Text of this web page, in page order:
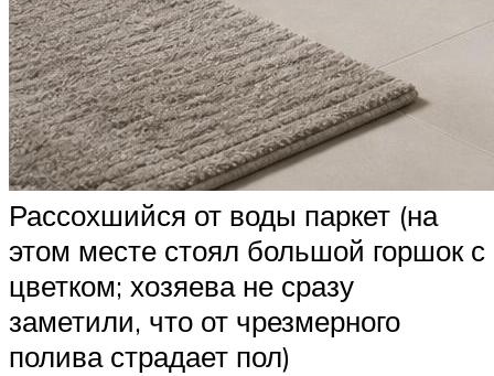
Рассохшийся от воды паркет (на
этом месте стоял большой горшок с
цветком; хозяева не сразу
заметили, что от чрезмерного
полива страдает пол)